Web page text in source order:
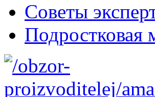
Советы
Подростковая